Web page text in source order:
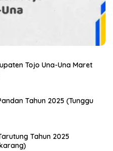
Tojo Una-Una Maret
Tahun 2025 (Tunggu
Tahun 2025